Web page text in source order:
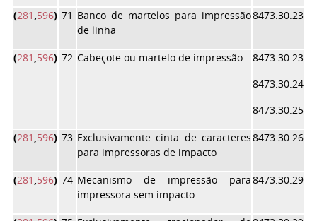
(281 ,596) 71 Banco de martelos para impressão
de linha
8473.30.23
(281 ,596) 72 Cabeçote ou martelo de impressão
8473.30.23
8473.30.24
8473.30.25
(281 ,596) 73 Exclusivamente cinta de caracteres
para impressoras de impacto
8473.30.26
(281 ,596) 74 Mecanismo de impressão para
impressora sem impacto
8473.30.29